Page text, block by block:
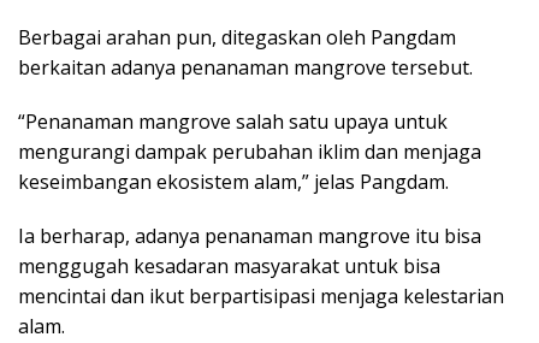
Berbagai arahan pun, ditegaskan oleh Pangdam
berkaitan adanya penanaman mangrove tersebut.
“Penanaman mangrove salah satu upaya untuk
mengurangi dampak perubahan iklim dan menjaga
keseimbangan ekosistem alam,” jelas Pangdam.
Ia berharap, adanya penanaman mangrove itu bisa
menggugah kesadaran masyarakat untuk bisa
mencintai dan ikut berpartisipasi menjaga kelestarian
alam.